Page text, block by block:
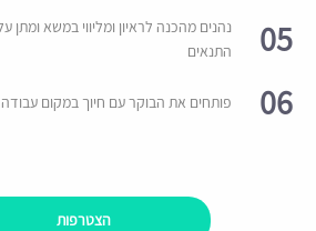
05
נהנים מהכנה לראיון ומליווי במשא ומתן
התנאים
06 פותחים את הבוקר עם חיוך במקום
הצטרפות